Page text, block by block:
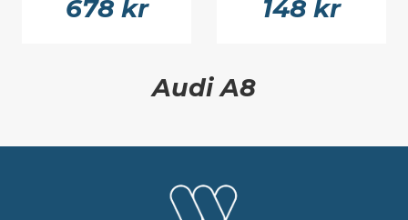
678 kr 148 kr
Audi A8